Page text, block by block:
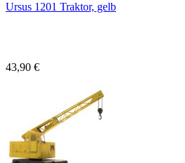
Ursus 1201 Traktor, gelb
43,90 €